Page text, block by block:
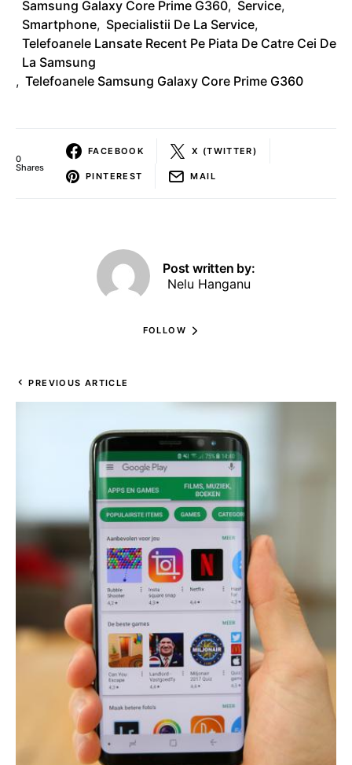
Samsung Galaxy Core Prime G360, Service,
Smartphone, Specialistii De La Service,
Telefoanele Lansate Recent Pe Piata De Catre Cei De
La Samsung
, Telefoanele Samsung Galaxy Core Prime G360
0
Shares
FACEBOOK X (TWITTER)
PINTEREST MAIL
Post written by:
Nelu Hanganu
FOLLOW
PREVIOUS ARTICLE